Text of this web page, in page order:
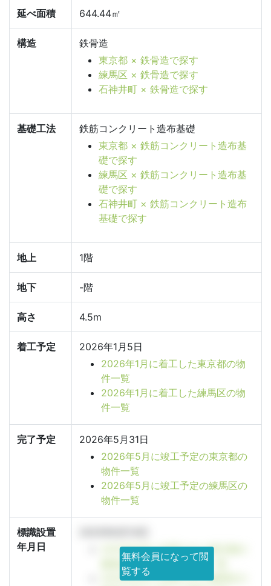
延べ面積 644.44㎡
構造
鉄骨造
東京都 × 鉄骨造で探す
練馬区 × 鉄骨造で探す
石神井町 × 鉄骨造で探す
基礎工法
鉄筋コンクリート造布基礎
東京都 × 鉄筋コンクリート造布基
礎で探す
練馬区 × 鉄筋コンクリート造布基
礎で探す
石神井町 × 鉄筋コンクリート造布
基礎で探す
地上 1階
地下 -階
高さ 4.5m
着工予定
2026年1月5日
2026年1月に着工した東京都の物
件一覧
2026年1月に着工した練馬区の物
件一覧
完了予定
2026年5月31日
2026年5月に竣工予定の東京都の
物件一覧
2026年5月に竣工予定の練馬区の
物件一覧
標識設置
年月日
2025年8月に設置された東京都の
建築計画のお知らせ看板一覧
2025年8月に設置された練馬区の
無料会員になって閲
覧する